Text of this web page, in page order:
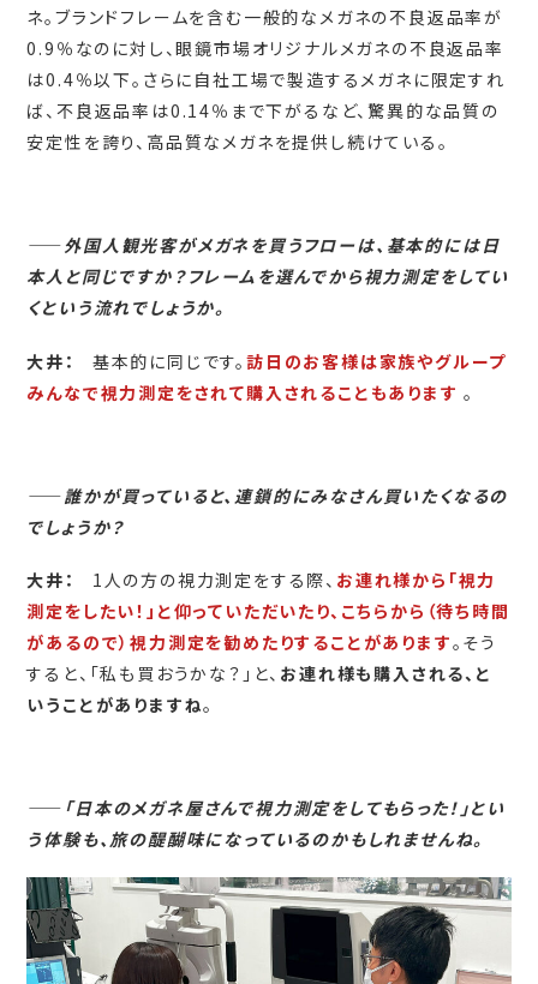
ネ。ブランドフレームを含む一般的なメガネの不良返品率が
0.9％なのに対し、眼鏡市場オリジナルメガネの不良返品率
は0.4％以下。さらに自社工場で製造するメガネに限定すれ
ば、不良返品率は0.14％まで下がるなど、驚異的な品質の
安定性を誇り、高品質なメガネを提供し続けている。
――外国人観光客がメガネを買うフローは、基本的には日
本人と同じですか？フレームを選んでから視力測定をしてい
くという流れでしょうか。
大井： 基本的に同じです。訪日のお客様は家族やグループ
みんなで視力測定をされて購入されることもあります 。
――誰かが買っていると、連鎖的にみなさん買いたくなるの
でしょうか？
大井： 1人の方の視力測定をする際、 お連れ様から「視力
測定をしたい！」と仰っていただいたり、こちらから（待ち時間
があるので）視力測定を勧めたりすることがあります。そう
すると、「私も買おうかな？」と、 お連れ様も購入される、と
いうことがありますね。
――「日本のメガネ屋さんで視力測定をしてもらった！」とい
う体験も、旅の醍醐味になっているのかもしれませんね。